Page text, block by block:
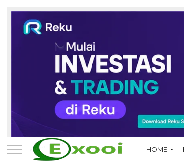
HOME